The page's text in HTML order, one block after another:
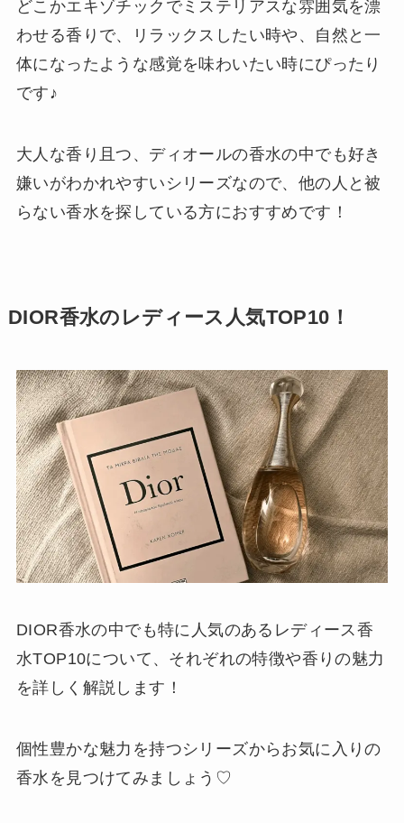
どこかエキゾチックでミステリアスな雰囲気を漂
わせる香りで、リラックスしたい時や、自然と一
体になったような感覚を味わいたい時にぴったり
です♪
大人な香り且つ、ディオールの香水の中でも好き
嫌いがわかれやすいシリーズなので、他の人と被
らない香水を探している方におすすめです！
DIOR香水のレディース人気TOP10！
DIOR香水の中でも特に人気のあるレディース香
水TOP10について、それぞれの特徴や香りの魅力
を詳しく解説します！
個性豊かな魅力を持つシリーズからお気に入りの
香水を見つけてみましょう♡